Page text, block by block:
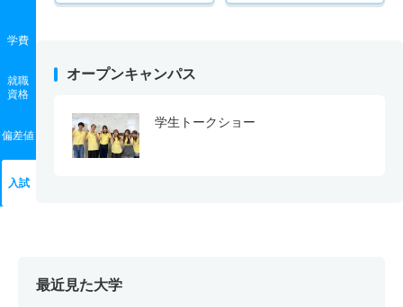
学費
就職
資格
偏差値
入試
オープンキャンパス
学生トークショー
最近見た大学